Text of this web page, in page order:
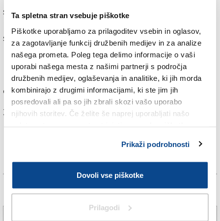
Ta spletna stran vsebuje piškotke
Piškotke uporabljamo za prilagoditev vsebin in oglasov,
za zagotavljanje funkcij družbenih medijev in za analize
našega prometa. Poleg tega delimo informacije o vaši
uporabi našega mesta z našimi partnerji s področja
družbenih medijev, oglaševanja in analitike, ki jih morda
kombinirajo z drugimi informacijami, ki ste jim jih
posredovali ali pa so jih zbrali skozi vašo uporabo
njihovih storitev. Če želite še naprej uporabljati našo
Prikaži podrobnosti
Dovoli vse piškotke
Prilagodi
sporočili iz policije.
sadik do že zrelih rastlin. Ob tem so zasegli tudi več
kot pet kilogramov posušenih vršičkov in napeljavo,
pripomočke ter naprave za gojenje konoplje. Po oceni
kriminalistov bi moški z eno žetvijo zaslužil do 342.000
evrov, v enem letu pa do 1.369.600 evrov.
Za branje in pisanje komentarjevje potrebna prijava
Več novic